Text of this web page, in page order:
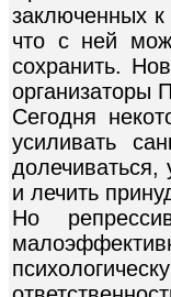
заключенных
что с ней
сохранить.
организаторы
Сегодня
усиливать
долечиваться,
и лечить
Но